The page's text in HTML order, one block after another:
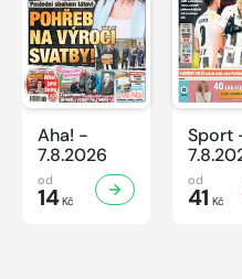
Aha! -
7.8.2026
od
14Kč
Sport
od
41 Kč